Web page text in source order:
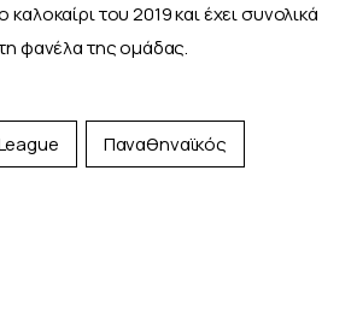
του 2019 και έχει συνολικά
φανέλα της ομάδας.
Παναθηναϊκός